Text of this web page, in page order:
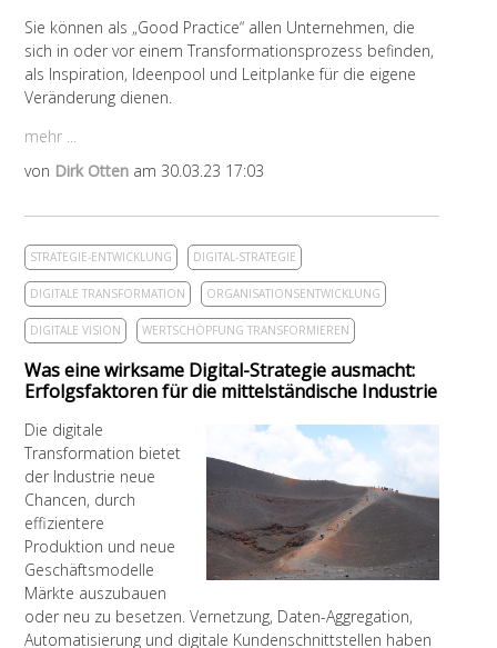
Sie können als „Good Practice“ allen Unternehmen, die
sich in oder vor einem Transformationsprozess befinden,
als Inspiration, Ideenpool und Leitplanke für die eigene
Veränderung dienen.
mehr ...
von Dirk Otten am 30.03.23 17:03
STRATEGIE-ENTWICKLUNG DIGITAL-STRATEGIE
DIGITALE TRANSFORMATION ORGANISATIONSENTWICKLUNG
DIGITALE VISION WERTSCHÖPFUNG TRANSFORMIEREN
Was eine wirksame Digital-Strategie ausmacht:
Erfolgsfaktoren für die mittelständische Industrie
Die digitale
Transformation bietet
der Industrie neue
Chancen, durch
effizientere
Produktion und neue
Geschäftsmodelle
Märkte auszubauen
oder neu zu besetzen. Vernetzung, Daten-Aggregation,
Automatisierung und digitale Kundenschnittstellen haben